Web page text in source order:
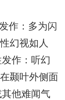
作：多为闪
幻视如人
作：听幻
颞叶外侧面
他难闻气